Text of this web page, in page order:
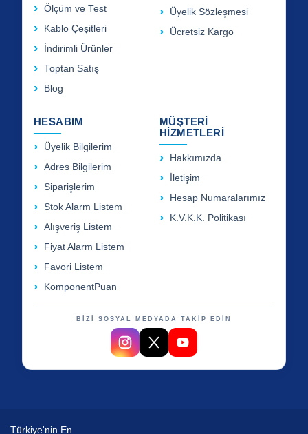
Ölçüm ve Test
Kablo Çeşitleri
İndirimli Ürünler
Toptan Satış
Blog
Üyelik Sözleşmesi
Ücretsiz Kargo
HESABIM
Üyelik Bilgilerim
Adres Bilgilerim
Siparişlerim
Stok Alarm Listem
Alışveriş Listem
Fiyat Alarm Listem
Favori Listem
KomponentPuan
MÜŞTERİ
HİZMETLERİ
Hakkımızda
İletişim
Hesap Numaralarımız
K.V.K.K. Politikası
BİZİ SOSYAL MEDYADA TAKİP EDİN
Türkiye'nin En